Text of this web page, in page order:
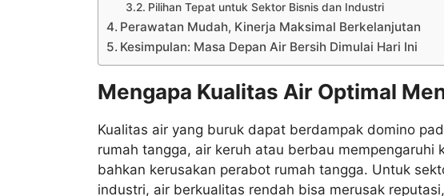
Pilihan Tepat untuk Sektor Bisnis dan Industri
Perawatan Mudah, Kinerja Maksimal Berkelanjutan
Kesimpulan: Masa Depan Air Bersih Dimulai Hari Ini
Mengapa Kualitas Air Optimal
Kualitas air yang buruk dapat berdampak domino
rumah tangga, air keruh atau berbau mempengaruhi
bahkan kerusakan perabot rumah tangga. Untuk
industri, air berkualitas rendah bisa merusak